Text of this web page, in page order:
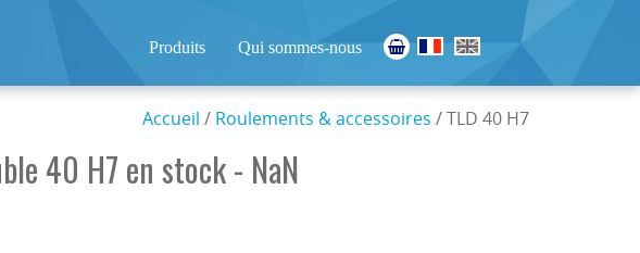
Produits Qui sommes-nous
Accueil / Roulements & accessoires / TLD 40 H7
40 H7 en stock - NaN